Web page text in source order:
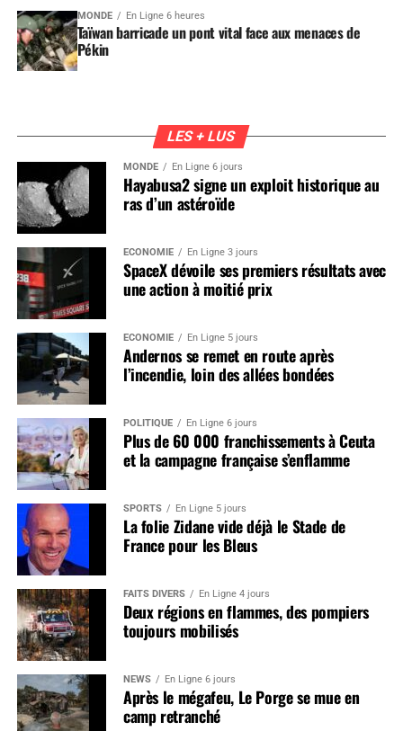
MONDE En Ligne 6 heures
Taïwan barricade un pont vital face aux menaces de
Pékin
LES + LUS
MONDE En Ligne 6 jours
Hayabusa2 signe un exploit historique au
ras d’un astéroïde
ÉCONOMIE En Ligne 3 jours
SpaceX dévoile ses premiers résultats avec
une action à moitié prix
ÉCONOMIE En Ligne 5 jours
Andernos se remet en route après
l’incendie, loin des allées bondées
POLITIQUE En Ligne 6 jours
Plus de 60 000 franchissements à Ceuta
et la campagne française s’enflamme
SPORTS En Ligne 5 jours
La folie Zidane vide déjà le Stade de
France pour les Bleus
FAITS DIVERS En Ligne 4 jours
Deux régions en flammes, des pompiers
toujours mobilisés
NEWS En Ligne 6 jours
Après le mégafeu, Le Porge se mue en
camp retranché